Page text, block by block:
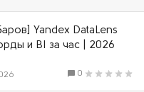
Yandex DataLens
и BI за час | 2026
0